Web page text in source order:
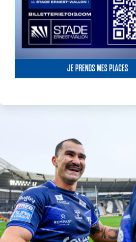
JE PRENDS MES PLACES
PRÉCÉDENT
Publications similaires